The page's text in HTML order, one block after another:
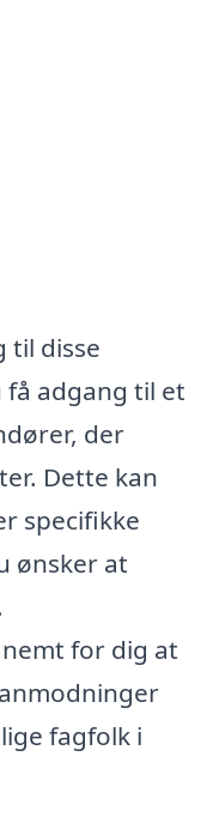
til disse
adgang til et
der
Dette kan
specifikke
ønsker at
for dig at
fagfolk i